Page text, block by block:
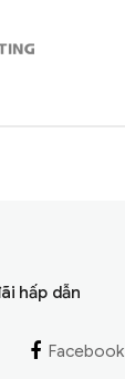
hấp dẫn
Facebook